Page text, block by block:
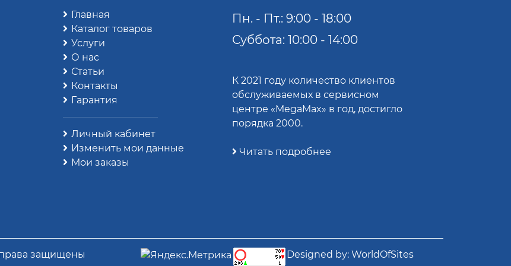
Главная
Каталог товаров
Услуги
О нас
Статьи
Контакты
Гарантия
Личный кабинет
Изменить мои данные
Мои заказы
Пн. - Пт.: 9:00 - 18:00
Суббота: 10:00 - 14:00
К 2021 году количество клиентов
обслуживаемых в сервисном
центре «MegaMax» в год, достигло
порядка 2000.
Читать подробнее
защищены Designed by: WorldOfSites